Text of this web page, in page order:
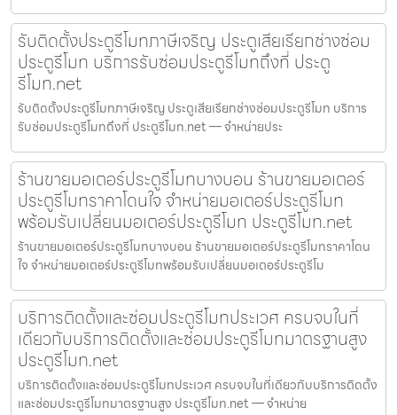
รับติดตั้งประตูรีโมทภาษีเจริญ ประตูเสียเรียกช่างซ่อม
ประตูรีโมท บริการรับซ่อมประตูรีโมทถึงที่ ประตู
รีโมท.net
รับติดตั้งประตูรีโมทภาษีเจริญ ประตูเสียเรียกช่างซ่อมประตูรีโมท บริการ
รับซ่อมประตูรีโมทถึงที่ ประตูรีโมท.net — จำหน่ายประ
ร้านขายมอเตอร์ประตูรีโมทบางบอน ร้านขายมอเตอร์
ประตูรีโมทราคาโดนใจ จำหน่ายมอเตอร์ประตูรีโมท
พร้อมรับเปลี่ยนมอเตอร์ประตูรีโมท ประตูรีโมท.net
ร้านขายมอเตอร์ประตูรีโมทบางบอน ร้านขายมอเตอร์ประตูรีโมทราคาโดน
ใจ จำหน่ายมอเตอร์ประตูรีโมทพร้อมรับเปลี่ยนมอเตอร์ประตูรีโม
บริการติดตั้งและซ่อมประตูรีโมทประเวศ ครบจบในที่
เดียวกับบริการติดตั้งและซ่อมประตูรีโมทมาตรฐานสูง
ประตูรีโมท.net
บริการติดตั้งและซ่อมประตูรีโมทประเวศ ครบจบในที่เดียวกับบริการติดตั้ง
และซ่อมประตูรีโมทมาตรฐานสูง ประตูรีโมท.net — จำหน่าย